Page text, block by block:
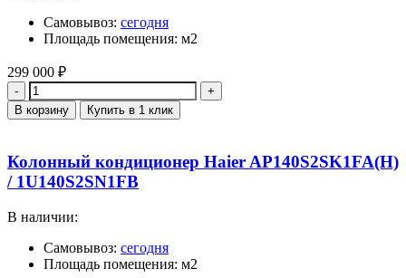
Самовывоз: сегодня
Площадь помещения: м2
299 000 ₽
Количество
В корзину Купить в 1 клик
Колонный кондиционер Haier AP140S2SK1FA(H)
/ 1U140S2SN1FB
В наличии:
Самовывоз: сегодня
Площадь помещения: м2